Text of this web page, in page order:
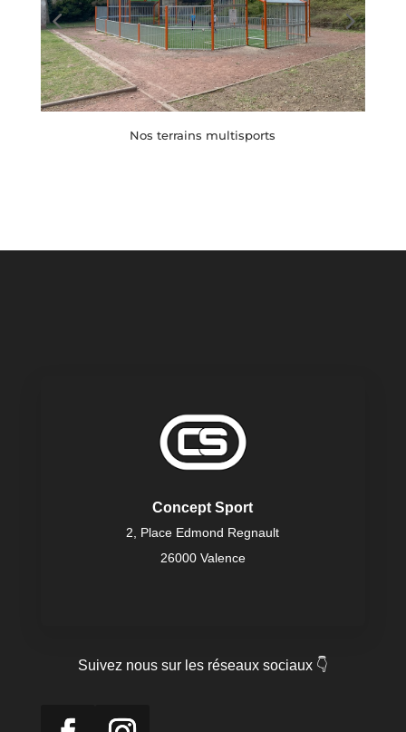
Nos terrains multisports
Concept Sport
2, Place Edmond Regnault
26000 Valence
Suivez nous sur les réseaux sociaux 👇